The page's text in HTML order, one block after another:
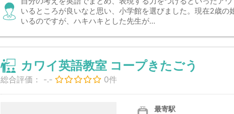
いるところが良いなと思い、小学館を選びました。現在2歳の
いるのですが、ハキハキとした先生が...
カワイ英語教室 コープきたごう
総合評価： -.- 0件
最寄駅